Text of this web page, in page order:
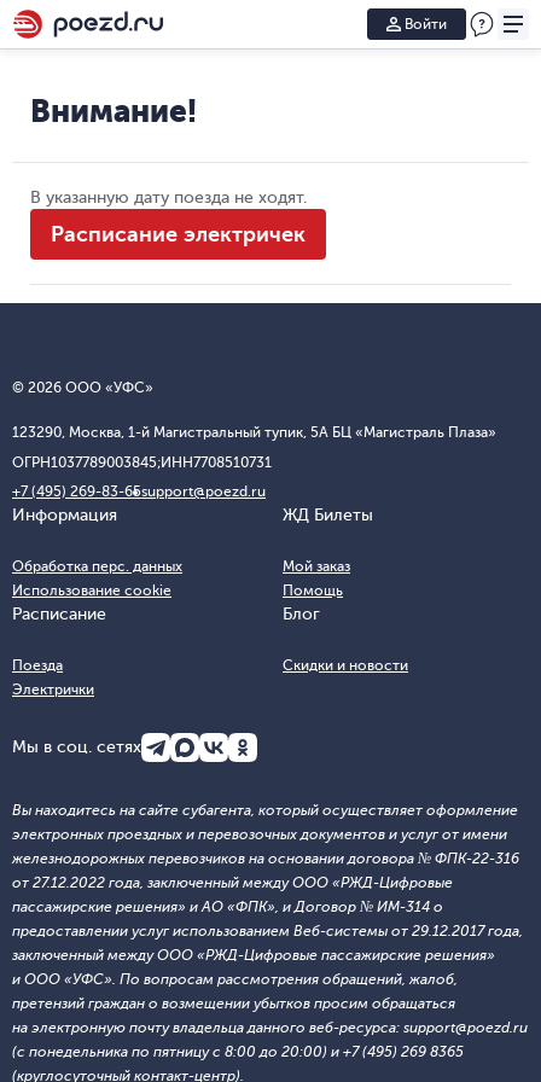
Войти
Внимание!
В указанную дату поезда не ходят.
Расписание электричек
© 2026 ООО «УФС»
123290, Москва, 1-й Магистральный тупик, 5А БЦ «Магистраль Плаза»
ОГРН1037789003845;ИНН7708510731
+7 (495) 269-83-65support@poezd.ru
Информация
Обработка перс. данных
Использование cookie
ЖД Билеты
Мой заказ
Помощь
Расписание
Поезда
Электрички
Блог
Скидки и новости
Мы в соц. сетях
Вы находитесь на сайте субагента, который осуществляет оформление
электронных проездных и перевозочных документов и услуг от имени
железнодорожных перевозчиков на основании договора № ФПК-22-316
от 27.12.2022 года, заключенный между ООО «РЖД-Цифровые
пассажирские решения» и АО «ФПК», и Договор № ИМ-314 о
предоставлении услуг использованием Веб-системы от 29.12.2017 года,
заключенный между ООО «РЖД-Цифровые пассажирские решения»
и ООО «УФС». По вопросам рассмотрения обращений, жалоб,
претензий граждан о возмещении убытков просим обращаться
на электронную почту владельца данного веб-ресурса: support@poezd.ru
(с понедельника по пятницу с 8:00 до 20:00) и +7 (495) 269 8365
(круглосуточный контакт-центр).